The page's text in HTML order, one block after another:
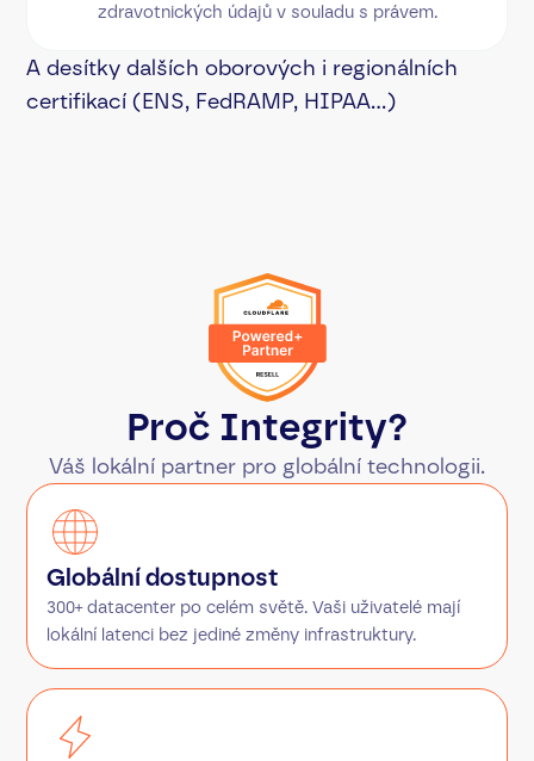
zdravotnických údajů v souladu s právem.
A desítky dalších oborových i regionálních
certifikací (ENS, FedRAMP, HIPAA...)
Proč Integrity?
Váš lokální partner pro globální technologii.
Globální dostupnost
300+ datacenter po celém světě. Vaši uživatelé mají
lokální latenci bez jediné změny infrastruktury.